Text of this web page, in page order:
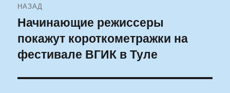
по
записям
НАЗАД
Предыдущая
запись:
Начинающие режиссеры
покажут короткометражки на
фестивале ВГИК в Туле